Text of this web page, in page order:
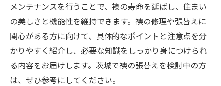
メンテナンスを行うことで、襖の寿命を延ばし、住まい
の美しさと機能性を維持できます。襖の修理や張替えに
関心がある方に向けて、具体的なポイントと注意点を分
かりやすく紹介し、必要な知識をしっかり身につけられ
る内容をお届けします。茨城で襖の張替えを検討中の方
は、ぜひ参考にしてください。